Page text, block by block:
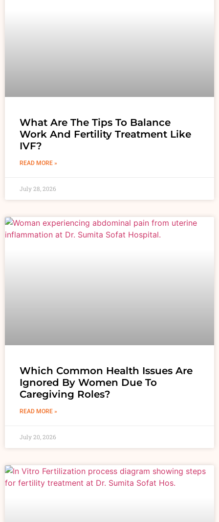
What Are The Tips To Balance
Work And Fertility Treatment Like
IVF?
READ MORE »
July 28, 2026
Which Common Health Issues Are
Ignored By Women Due To
Caregiving Roles?
READ MORE »
July 20, 2026